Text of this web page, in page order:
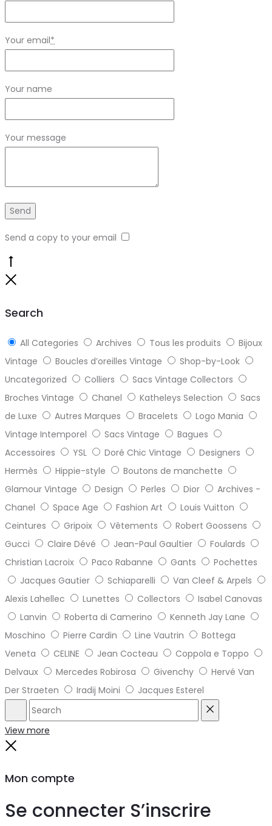
Your email*
Your name
Your message
Send a copy to your email
Search
All Categories Archives Tous les produits
Bijoux
Vintage
Boucles d’oreilles Vintage
Shop-by-Look
Uncategorized
Colliers
Sacs Vintage Collectors
Broches Vintage
Chanel Katheleys Selection
Sacs
de Luxe
Autres Marques Bracelets
Logo Mania
Vintage Intemporel
Sacs Vintage
Bagues
Accessoires
YSL Doré Chic Vintage
Designers
Hermès
Hippie-style
Boutons de manchette
Glamour Vintage
Design Perles Dior
Archives -
Chanel
Space Age Fashion Art
Louis Vuitton
Ceintures
Gripoix Vêtements
Robert Goossens
Gucci
Claire Dévé Jean-Paul Gaultier
Foulards
Christian Lacroix
Paco Rabanne Gants
Pochettes
Jacques Gautier
Schiaparelli
Van Cleef & Arpels
Alexis Lahellec
Lunettes Collectors
Isabel Canovas
Lanvin
Roberta di Camerino
Kenneth Jay Lane
Moschino
Pierre Cardin Line Vautrin
Bottega
Veneta
CELINE Jean Cocteau
Coppola e Toppo
Delvaux
Mercedes Robirosa Givenchy
Hervé Van
Der Straeten
Iradij Moini Jacques Esterel
Search
View more
Mon compte
Se connecter S’inscrire